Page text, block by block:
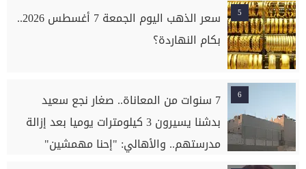
5
سعر الذهب اليوم الجمعة 7 أغسطس 2026..
بكام النهاردة؟
6
7 سنوات من المعاناة.. صغار نجع سعيد
بدشنا يسيرون 3 كيلومترات يوميا بعد إزالة
مدرستهم.. والأهالي: "إحنا مهمشين"